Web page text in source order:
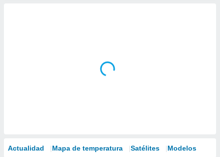
Actualidad Mapa de temperatura Satélites Modelos